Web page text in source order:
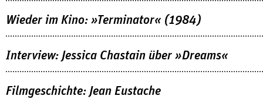
Wieder im Kino: »Terminator« (1984)
Interview: Jessica Chastain über »Dreams«
Filmgeschichte: Jean Eustache